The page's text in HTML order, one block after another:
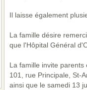
Il laisse également
La famille désire
que l'Hôpital Général
La famille invite
101, rue Principale, St-
ainsi que le samedi 13